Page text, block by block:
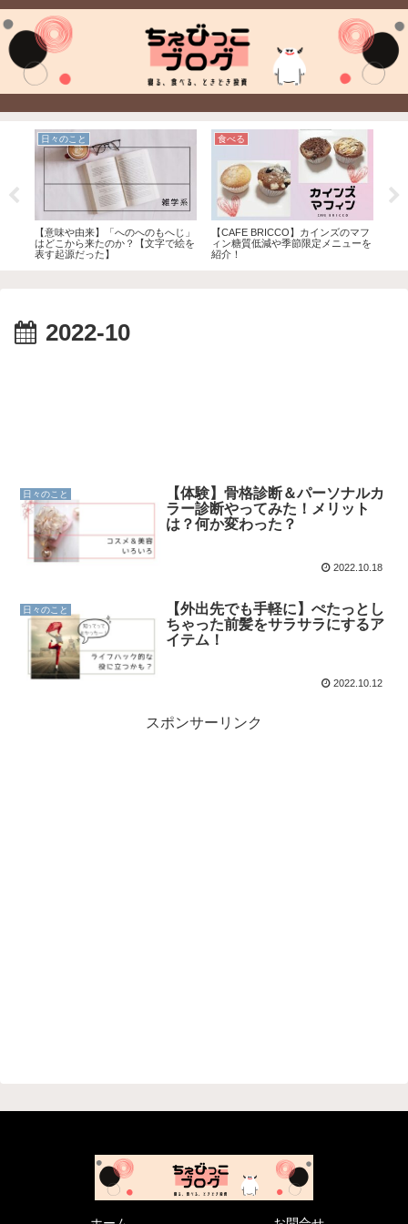
日々のこと
【意味や由来】「へのへのもへじ」
はどこから来たのか？【文字で絵を
表す起源だった】
食べる
【CAFE BRICCO】カインズのマフ
ィン糖質低減や季節限定メニューを
紹介！
2022-10
日々のこと
【体験】骨格診断＆パーソナルカ
ラー診断やってみた！メリット
は？何か変わった？
2022.10.18
日々のこと
【外出先でも手軽に】ぺたっとし
ちゃった前髪をサラサラにするア
イテム！
2022.10.12
スポンサーリンク